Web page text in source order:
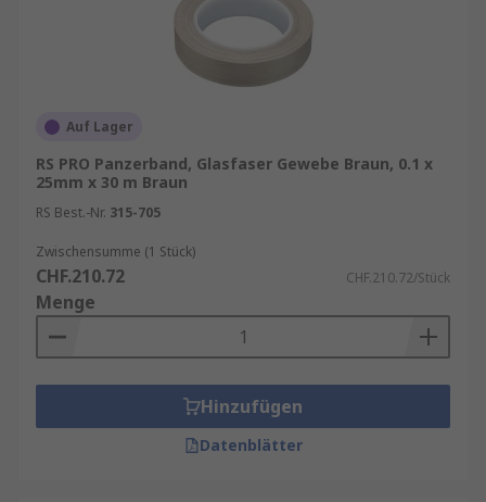
Auf Lager
RS PRO Panzerband, Glasfaser Gewebe Braun, 0.1 x
25mm x 30 m Braun
RS Best.-Nr. 315-705
Zwischensumme (1 Stück)
CHF.210.72 CHF.210.72/Stück
Menge
Hinzufügen
Datenblätter